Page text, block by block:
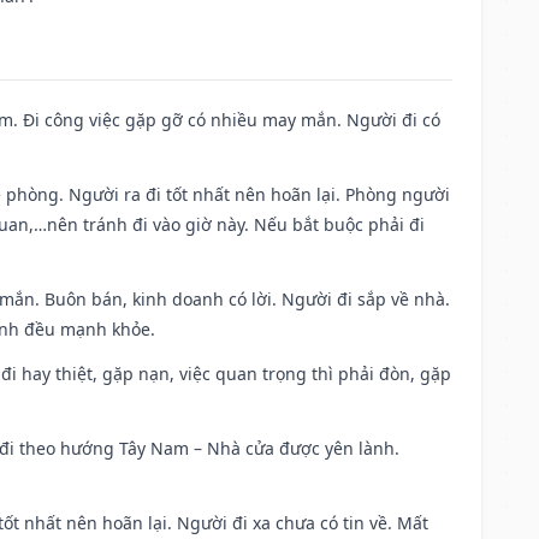
Đi công việc gặp gỡ có nhiều may mắn. Người đi có
Người ra đi tốt nhất nên hoãn lại. Phòng người
tránh đi vào giờ này. Nếu bắt buộc phải đi
Buôn bán, kinh doanh có lời. Người đi sắp về nhà.
đều mạnh khỏe.
hay thiệt, gặp nạn, việc quan trọng thì phải đòn, gặp
theo hướng Tây Nam – Nhà cửa được yên lành.
nhất nên hoãn lại. Người đi xa chưa có tin về. Mất